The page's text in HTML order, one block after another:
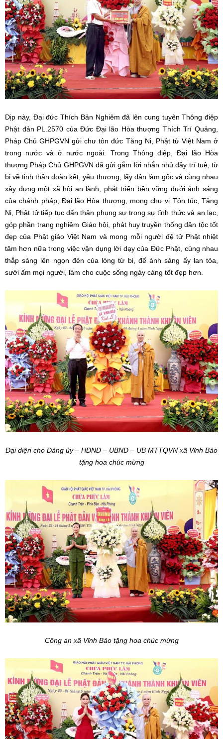
Dịp này, Đại đức Thích Bản Nghiêm đã lên cung tuyên Thông điệp
Phật đản PL.2570 của Đức Đại lão Hòa thượng Thích Trí Quảng,
Pháp Chủ GHPGVN gửi chư tôn đức Tăng Ni, Phật tử Việt Nam ở
trong nước và ở nước ngoài. Trong Thông điệp, Đại lão Hòa
thượng Pháp Chủ GHPGVN đã gửi gắm lời nhắn nhủ đầy trí tuệ, từ
bi về tinh thần đoàn kết, yêu thương, lấy dân làm gốc và cùng nhau
xây dựng một xã hội an lành, phát triển bền vững dưới ánh sáng
của chánh pháp; Đại lão Hòa thượng, mong chư vị Tôn túc, Tăng
Ni, Phật tử tiếp tục dấn thân phụng sự trong sự tỉnh thức và an lạc,
góp phần trang nghiêm Giáo hội, phát huy truyền thống dân tộc tốt
đẹp của Phật giáo Việt Nam và mong mỗi người đệ tử Phật nhiệt
tâm hơn nữa trong việc vận dụng lời dạy của Đức Phật, cùng nhau
thắp sáng lên ngọn đèn của lòng từ bi, để ánh sáng ấy lan tỏa,
sưởi ấm mọi người, làm cho cuộc sống ngày càng tốt đẹp hơn.
Đại diện cho Đảng ủy – HĐND – UBND – UB MTTQVN xã Vĩnh Bảo
tặng hoa chúc mừng
Công an xã Vĩnh Bảo tặng hoa chúc mừng